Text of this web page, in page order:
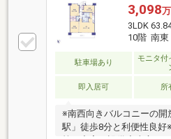
3,098
3LDK
10階 南東
駐車場あり
モニタ付
即入居可 所
※南西向きバルコニーの開
駅」徒歩8分と利便性良好